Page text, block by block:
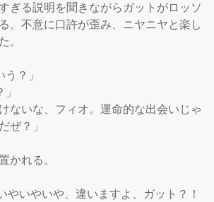
ぎる説明を聞きながらガットがロッソ
。不意に口許が歪み、ニヤニヤと楽し
。
？」
ないな、フィオ。運命的な出会いじゃ
ぜ？」
かれる。
やいやいや、違いますよ、ガット？！